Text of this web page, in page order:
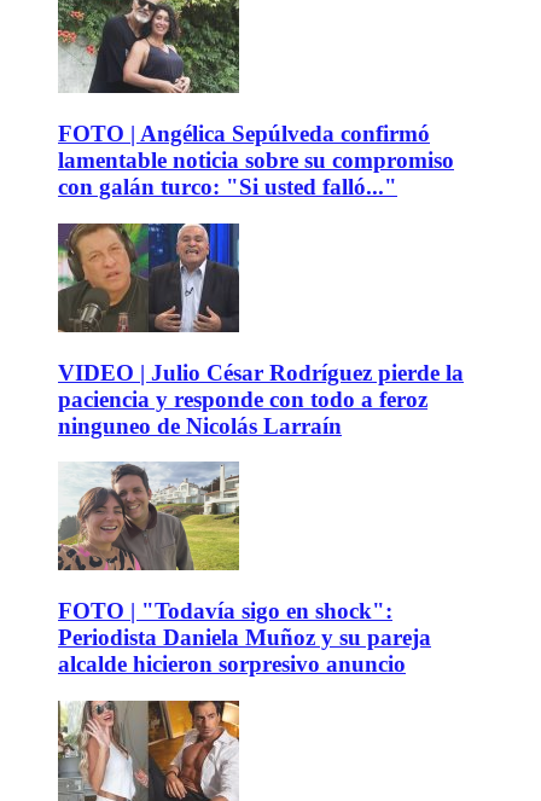
FOTO | Angélica Sepúlveda confirmó
lamentable noticia sobre su compromiso
con galán turco: "Si usted falló..."
VIDEO | Julio César Rodríguez pierde la
paciencia y responde con todo a feroz
ninguneo de Nicolás Larraín
FOTO | "Todavía sigo en shock":
Periodista Daniela Muñoz y su pareja
alcalde hicieron sorpresivo anuncio